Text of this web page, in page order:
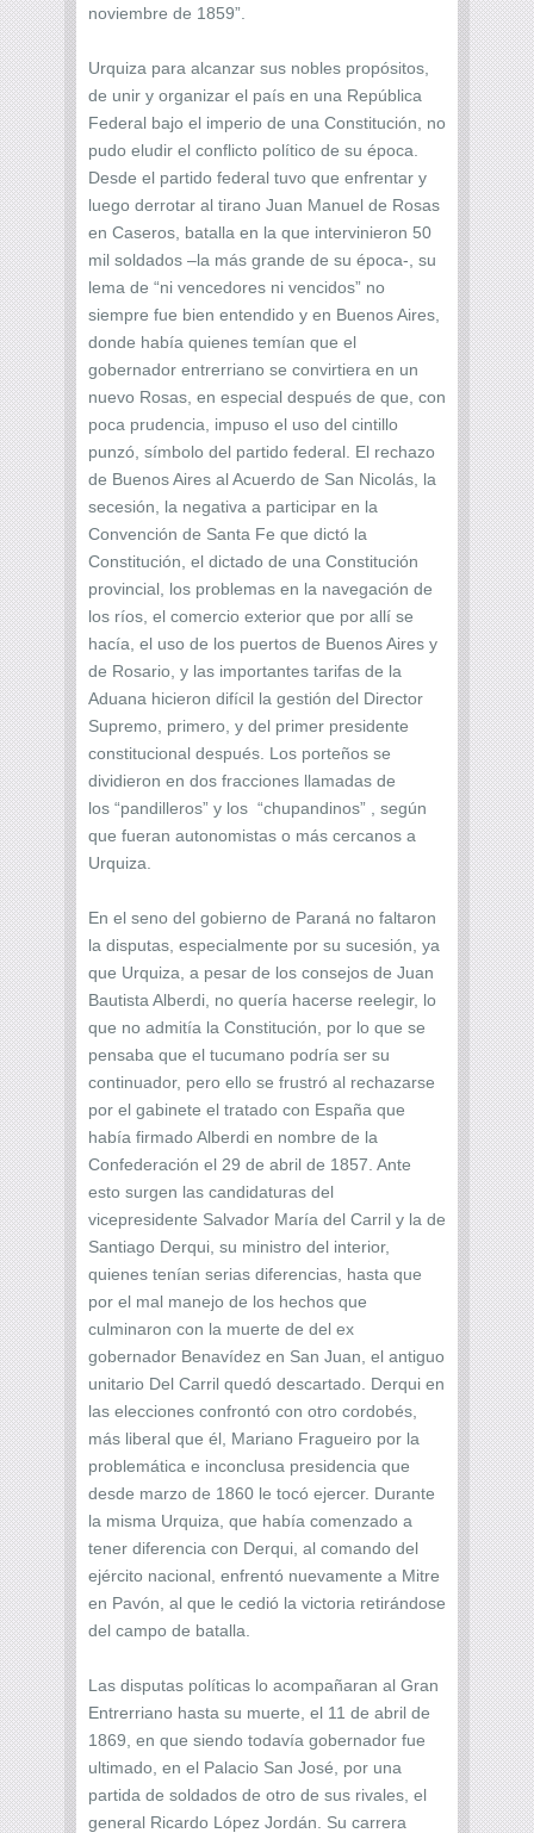
noviembre de 1859”.
Urquiza para alcanzar sus nobles propósitos,
de unir y organizar el país en una República
Federal bajo el imperio de una Constitución, no
pudo eludir el conflicto político de su época.
Desde el partido federal tuvo que enfrentar y
luego derrotar al tirano Juan Manuel de Rosas
en Caseros, batalla en la que intervinieron 50
mil soldados –la más grande de su época-, su
lema de “ni vencedores ni vencidos” no
siempre fue bien entendido y en Buenos Aires,
donde había quienes temían que el
gobernador entrerriano se convirtiera en un
nuevo Rosas, en especial después de que, con
poca prudencia, impuso el uso del cintillo
punzó, símbolo del partido federal. El rechazo
de Buenos Aires al Acuerdo de San Nicolás, la
secesión, la negativa a participar en la
Convención de Santa Fe que dictó la
Constitución, el dictado de una Constitución
provincial, los problemas en la navegación de
los ríos, el comercio exterior que por allí se
hacía, el uso de los puertos de Buenos Aires y
de Rosario, y las importantes tarifas de la
Aduana hicieron difícil la gestión del Director
Supremo, primero, y del primer presidente
constitucional después. Los porteños se
dividieron en dos fracciones llamadas de
los “pandilleros” y los “chupandinos” , según
que fueran autonomistas o más cercanos a
Urquiza.
En el seno del gobierno de Paraná no faltaron
la disputas, especialmente por su sucesión, ya
que Urquiza, a pesar de los consejos de Juan
Bautista Alberdi, no quería hacerse reelegir, lo
que no admitía la Constitución, por lo que se
pensaba que el tucumano podría ser su
continuador, pero ello se frustró al rechazarse
por el gabinete el tratado con España que
había firmado Alberdi en nombre de la
Confederación el 29 de abril de 1857. Ante
esto surgen las candidaturas del
vicepresidente Salvador María del Carril y la de
Santiago Derqui, su ministro del interior,
quienes tenían serias diferencias, hasta que
por el mal manejo de los hechos que
culminaron con la muerte de del ex
gobernador Benavídez en San Juan, el antiguo
unitario Del Carril quedó descartado. Derqui en
las elecciones confrontó con otro cordobés,
más liberal que él, Mariano Fragueiro por la
problemática e inconclusa presidencia que
desde marzo de 1860 le tocó ejercer. Durante
la misma Urquiza, que había comenzado a
tener diferencia con Derqui, al comando del
ejército nacional, enfrentó nuevamente a Mitre
en Pavón, al que le cedió la victoria retirándose
del campo de batalla.
Las disputas políticas lo acompañaran al Gran
Entrerriano hasta su muerte, el 11 de abril de
1869, en que siendo todavía gobernador fue
ultimado, en el Palacio San José, por una
partida de soldados de otro de sus rivales, el
general Ricardo López Jordán. Su carrera